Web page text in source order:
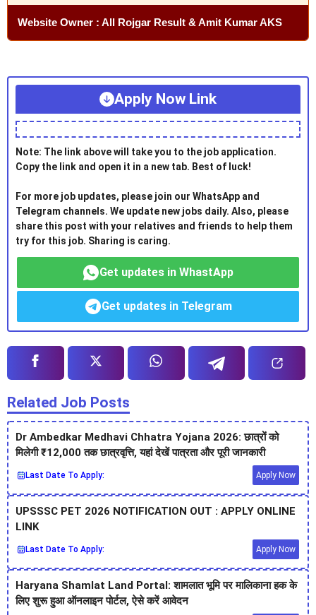
Website Owner : All Rojgar Result & Amit Kumar AKS
Apply Now Link
Note: The link above will take you to the job application.
Copy the link and open it in a new tab. Best of luck!
For more job updates, please join our WhatsApp and
Telegram channels. We update new jobs daily. Also, please
share this post with your relatives and friends to help them
try for this job. Sharing is caring.
Get updates in WhastApp
Get updates in Telegram
Related Job Posts
Dr Ambedkar Medhavi Chhatra Yojana 2026: छात्रों को
मिलेगी ₹12,000 तक छात्रवृत्ति, यहां देखें पात्रता और पूरी जानकारी
Last Date To Apply: Apply Now
UPSSSC PET 2026 NOTIFICATION OUT : APPLY ONLINE
LINK
Last Date To Apply: Apply Now
Haryana Shamlat Land Portal: शामलात भूमि पर मालिकाना हक के
लिए शुरू हुआ ऑनलाइन पोर्टल, ऐसे करें आवेदन